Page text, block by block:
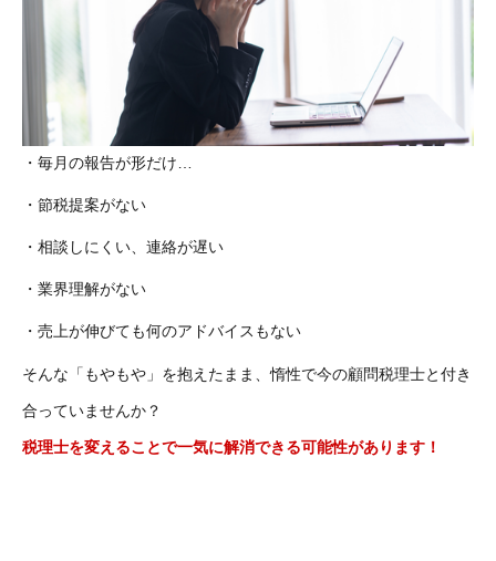
お問い合わせ
・毎月の報告が形だけ…
・節税提案がない
・相談しにくい、連絡が遅い
・業界理解がない
・売上が伸びても何のアドバイスもない
そんな「もやもや」を抱えたまま、惰性で今の顧問税理士と付き
合っていませんか？
税理士を変えることで一気に解消できる可能性があります！